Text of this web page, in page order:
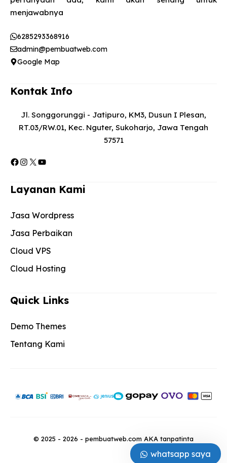
menjawabnya​
6285293368916
admin@pembuatweb.com
Google Map
Kontak Info
Jl. Songgorunggi - Jatipuro, KM3, Dusun I Plesan,
RT.03/RW.01, Kec. Nguter, Sukoharjo, Jawa Tengah
57571
Facebook
Instagram
X YouTube
Layanan Kami
Jasa Wordpress
Jasa Perbaikan
Cloud VPS
Cloud Hosting
Quick Links
Demo Themes
Tentang Kami
© 2025 - 2026 - pembuatweb.com AKA tanpatinta
whatsapp saya